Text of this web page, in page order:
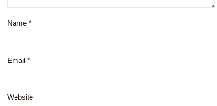
Name *
Email *
Website